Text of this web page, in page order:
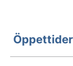
Öppettider